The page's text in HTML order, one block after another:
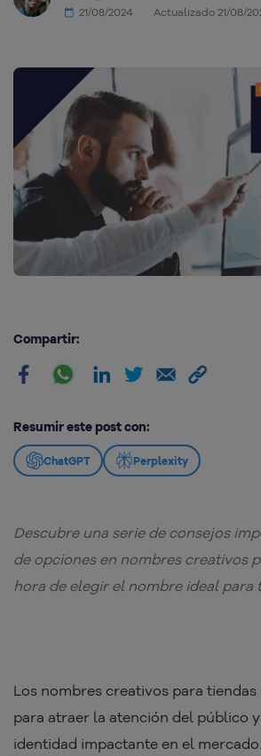
21/08/2024 Actualizado 21/08/
Compartir:
Resumir este post con:
ChatGPT Perplexity
Descubre una serie de consejos
de opciones en nombres creativos
hora de elegir el nombre ideal para
Los nombres creativos para tiendas
para atraer la atención del público
identidad impactante en el